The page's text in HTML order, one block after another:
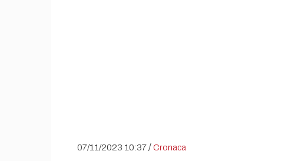
07/11/2023 10:37/Cronaca